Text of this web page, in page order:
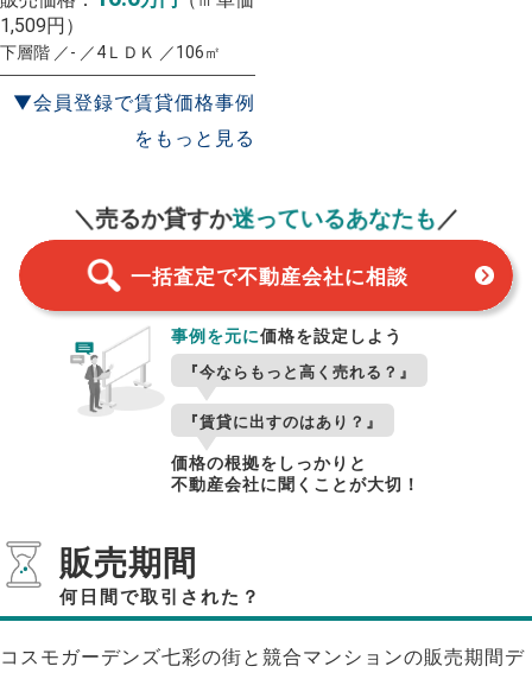
1,509円）
下層階 ／- ／4ＬＤＫ ／106㎡
▼会員登録で賃貸価格事例
をもっと見る
＼売るか貸すか迷っているあなたも／
一括査定で不動産会社に相談
事例を元に価格を設定しよう
『今ならもっと高く売れる？』
『賃貸に出すのはあり？』
価格の根拠をしっかりと
不動産会社に聞くことが大切！
販売期間
何日間で取引された？
コスモガーデンズ七彩の街と競合マンションの販売期間デ